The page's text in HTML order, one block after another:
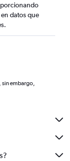
datos que
sin embargo,